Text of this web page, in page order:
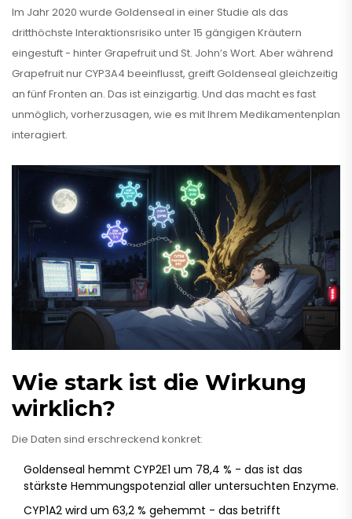
Im Jahr 2020 wurde Goldenseal in einer Studie als das
dritthöchste Interaktionsrisiko unter 15 gängigen Kräutern
eingestuft - hinter Grapefruit und St. John’s Wort. Aber während
Grapefruit nur CYP3A4 beeinflusst, greift Goldenseal gleichzeitig
an fünf Fronten an. Das ist einzigartig. Und das macht es fast
unmöglich, vorherzusagen, wie es mit Ihrem Medikamentenplan
interagiert.
Wie stark ist die Wirkung
wirklich?
Die Daten sind erschreckend konkret:
Goldenseal hemmt CYP2E1 um 78,4 % - das ist das
stärkste Hemmungspotenzial aller untersuchten Enzyme.
CYP1A2 wird um 63,2 % gehemmt - das betrifft